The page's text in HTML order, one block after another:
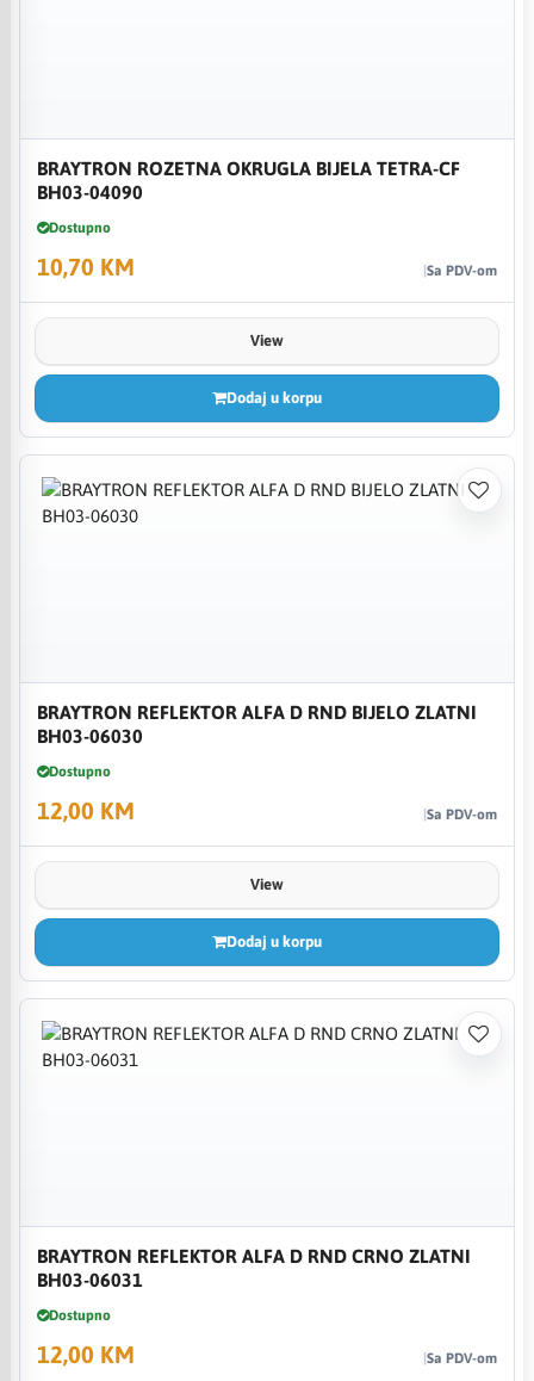
BRAYTRON ROZETNA OKRUGLA BIJELA TETRA-CF
BH03-04090
Dostupno
10,70 KM Sa PDV-om
View
Dodaj u korpu
BRAYTRON REFLEKTOR ALFA D RND BIJELO ZLATNI
BH03-06030
Dostupno
12,00 KM Sa PDV-om
View
Dodaj u korpu
BRAYTRON REFLEKTOR ALFA D RND CRNO ZLATNI
BH03-06031
Dostupno
12,00 KM Sa PDV-om